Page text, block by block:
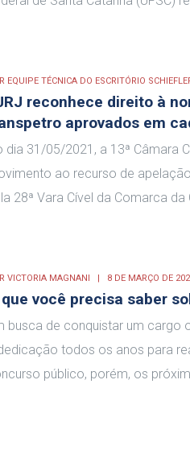
EQUIPE TÉCNICA DO ESCRITÓRIO
reconhece direito à
aprovados em
dia 31/05/2021, a 13ª Câmara
ao recurso de
28ª Vara Cível da Comarca
VICTORIA MAGNANI 8 DE MARÇO DE
que você precisa saber
busca de conquistar um cargo
todos os anos para
público, porém, os